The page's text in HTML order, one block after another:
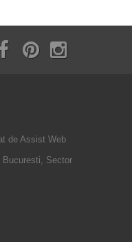
de Assist Web
Bucuresti, Sector